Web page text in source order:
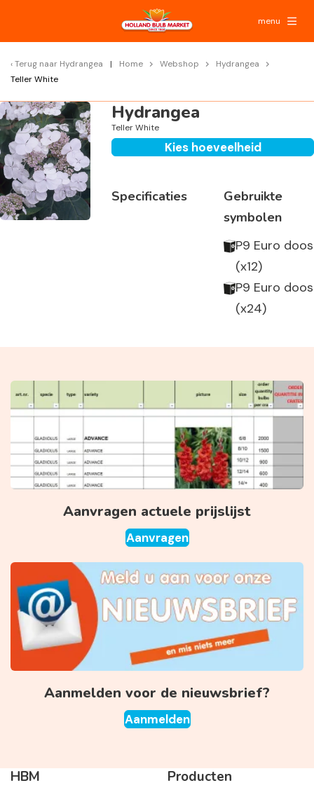
menu
Terug naar Hydrangea Home Webshop
Hydrangea
Teller White
Hydrangea
Teller White
Kies hoeveelheid
Specificaties
Gebruikte
symbolen
P9 Euro doos
(x12)
P9 Euro doos
(x24)
Aanvragen actuele prijslijst
Aanvragen
Aanmelden voor de nieuwsbrief?
Aanmelden
HBM Producten